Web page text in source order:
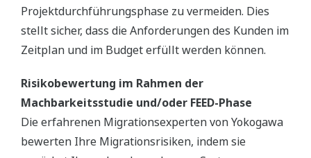
Projektdurchführungsphase zu vermeiden. Dies
stellt sicher, dass die Anforderungen des Kunden im
Zeitplan und im Budget erfüllt werden können.
Risikobewertung im Rahmen der
Machbarkeitsstudie und/oder FEED-Phase
Die erfahrenen Migrationsexperten von Yokogawa
bewerten Ihre Migrationsrisiken, indem sie